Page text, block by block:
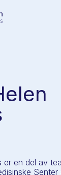
er en del av